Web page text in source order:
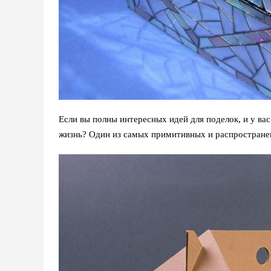
Если вы полны интересных идей для поделок, и у
жизнь? Один из самых примитивных и